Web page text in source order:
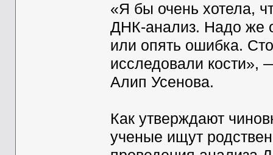
«Я бы очень хотела,
ДНК-анализ. Надо же
или опять ошибка.
исследовали кости»,
Алип Усенова.
Как утверждают
ученые ищут